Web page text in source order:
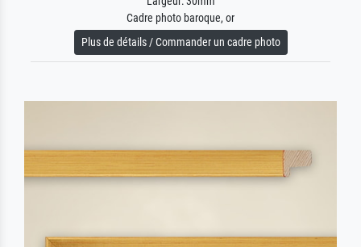
Cadre photo baroque, or
Plus de détails / Commander un cadre photo